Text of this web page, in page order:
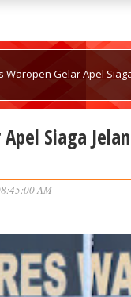
Waropen Gelar Apel
Siaga
AM